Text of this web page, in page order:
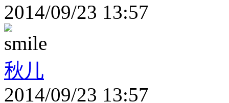
2014/09/23 13:57
秋儿
2014/09/23 13:57